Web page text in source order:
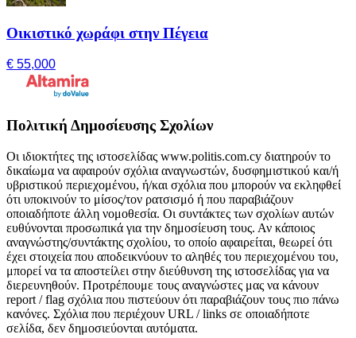
Οικιστικό χωράφι στην Πέγεια
€ 55,000
Πολιτική Δημοσίευσης Σχολίων
Οι ιδιοκτήτες της ιστοσελίδας www.politis.com.cy διατηρούν το
δικαίωμα να αφαιρούν σχόλια αναγνωστών, δυσφημιστικού και/ή
υβριστικού περιεχομένου, ή/και σχόλια που μπορούν να εκληφθεί
ότι υποκινούν το μίσος/τον ρατσισμό ή που παραβιάζουν
οποιαδήποτε άλλη νομοθεσία. Οι συντάκτες των σχολίων αυτών
ευθύνονται προσωπικά για την δημοσίευση τους. Αν κάποιος
αναγνώστης/συντάκτης σχολίου, το οποίο αφαιρείται, θεωρεί ότι
έχει στοιχεία που αποδεικνύουν το αληθές του περιεχομένου του,
μπορεί να τα αποστείλει στην διεύθυνση της ιστοσελίδας για να
διερευνηθούν. Προτρέπουμε τους αναγνώστες μας να κάνουν
report / flag σχόλια που πιστεύουν ότι παραβιάζουν τους πιο πάνω
κανόνες. Σχόλια που περιέχουν URL / links σε οποιαδήποτε
σελίδα, δεν δημοσιεύονται αυτόματα.